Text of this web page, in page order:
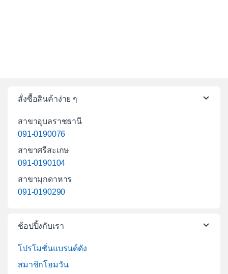
สั่งซื้อสินค้าง่าย ๆ
สาขาอุบลราชธานี
091-0190076
สาขาศรีสะเกษ
091-0190104
สาขามุกดาหาร
091-0190290
ช้อปปิ้งกับเรา
โปรโมชั่นแบรนด์ดัง
สมาชิกโฮมวัน